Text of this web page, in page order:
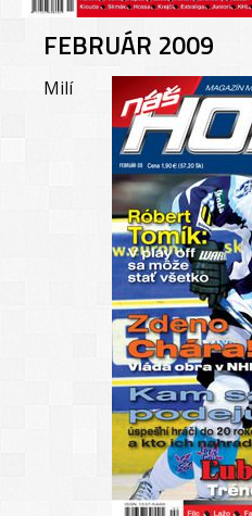
FEBRUÁR 2009
Milí